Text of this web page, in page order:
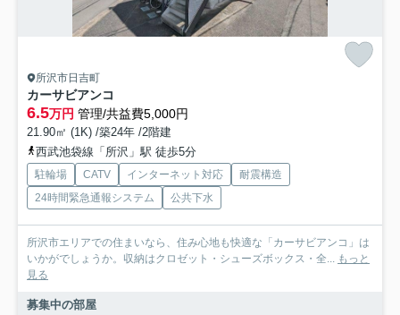
所沢市日吉町
カーサビアンコ
6.5万円 管理/共益費5,000円
21.90㎡ (1K) /築24年 /2階建
西武池袋線「所沢」駅 徒歩5分
駐輪場 CATV インターネット対応
耐震構造
24時間緊急通報システム
公共下水
所沢市エリアでの住まいなら、住み心地も快適な「カーサビアンコ」は
いかがでしょうか。収納はクロゼット・シューズボックス・全... もっと
見る
募集中の部屋